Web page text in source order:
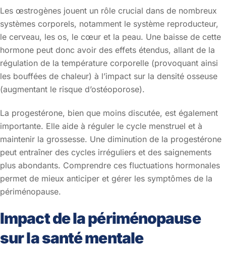
Les œstrogènes jouent un rôle crucial dans de nombreux
systèmes corporels, notamment le système reproducteur,
le cerveau, les os, le cœur et la peau. Une baisse de cette
hormone peut donc avoir des effets étendus, allant de la
régulation de la température corporelle (provoquant ainsi
les bouffées de chaleur) à l’impact sur la densité osseuse
(augmentant le risque d’ostéoporose).
La progestérone, bien que moins discutée, est également
importante. Elle aide à réguler le cycle menstruel et à
maintenir la grossesse. Une diminution de la progestérone
peut entraîner des cycles irréguliers et des saignements
plus abondants. Comprendre ces fluctuations hormonales
permet de mieux anticiper et gérer les symptômes de la
périménopause.
Impact de la périménopause
sur la santé mentale